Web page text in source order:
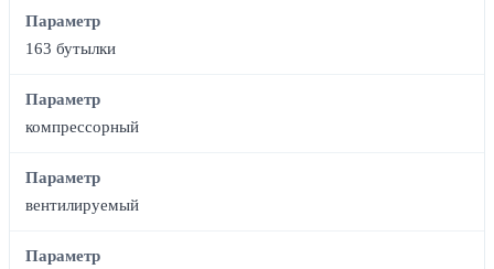
Параметр
163 бутылки
Параметр
компрессорный
Параметр
вентилируемый
Параметр